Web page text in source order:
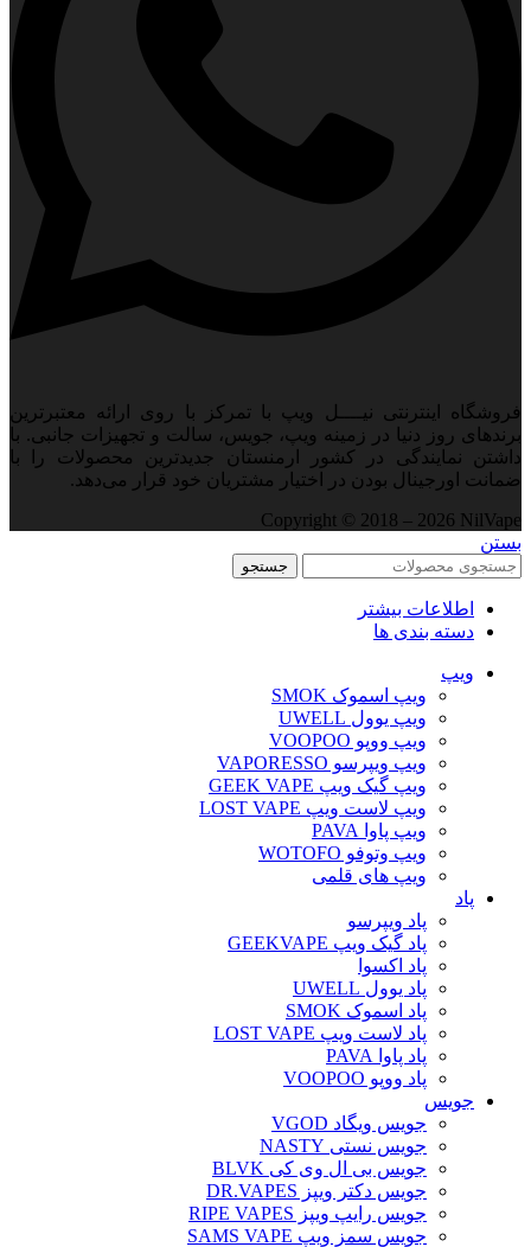
فروشگاه اینترنتی نیــــل ویپ با تمرکز با روی ارائه معتبرترین
برندهای روز دنیا در زمینه ویپ، جویس، سالت و تجهیزات جانبی. با
داشتن نمایندگی در کشور ارمنستان جدید‌ترین محصولات را با
ضمانت اورجینال بودن در اختیار مشتریان خود قرار می‌دهد.
Copyright © 2018 – 2026 NilVape
بستن
جستجو
اطلاعات بیشتر
دسته بندی ها
ویپ‌
ویپ اسموک SMOK
ویپ یوول UWELL
ویپ ووپو VOOPOO
ویپ ویپرسو VAPORESSO
ویپ گیک ویپ GEEK VAPE
ویپ لاست ویپ LOST VAPE
ویپ پاوا PAVA
ویپ وتوفو WOTOFO
ویپ های قلمی
پاد
پاد ویپرسو
پاد گیک ویپ GEEKVAPE
پاد اکسوا
پاد یوول UWELL
پاد اسموک SMOK
پاد لاست ویپ LOST VAPE
پاد پاوا PAVA
پاد ووپو VOOPOO
جویس‌
جویس ویگاد VGOD
جویس نستی NASTY
جویس بی ال وی کی BLVK
جویس دکتر ویپز DR.VAPES
جویس رایپ ویپز RIPE VAPES
جویس سمز ویپ SAMS VAPE